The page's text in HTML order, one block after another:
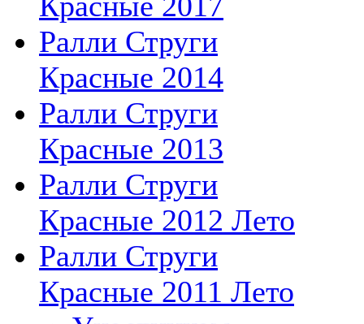
Ралли Струги
Красные 2014
Ралли Струги
Красные 2013
Ралли Струги
Красные 2012 Лето
Ралли Струги
Красные 2011 Лето